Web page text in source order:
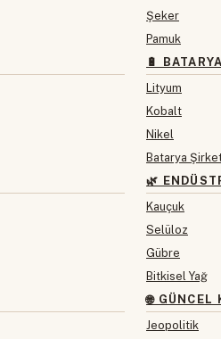
Şeker
Pamuk
🔋
Lityum
Kobalt
Nikel
Batarya
🌿
Kauçuk
Selüloz
Gübre
Bitkisel Yağ
🌐 GÜNCEL
Jeopolitik